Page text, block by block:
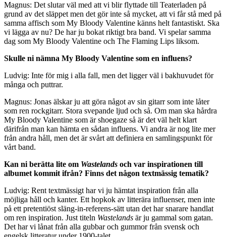
Magnus: Det slutar väl med att vi blir flyttade till Teaterladen på
grund av det släppet men det gör inte så mycket, att vi får stå med på
samma affisch som My Bloody Valentine känns helt fantastiskt. Ska
vi lägga av nu? De har ju bokat riktigt bra band. Vi spelar samma
dag som My Bloody Valentine och The Flaming Lips liksom.
Skulle ni nämna My Bloody Valentine som en influens?
Ludvig: Inte för mig i alla fall, men det ligger väl i bakhuvudet för
många och puttrar.
Magnus: Jonas älskar ju att göra något av sin gitarr som inte låter
som ren rockgitarr. Stora svepande ljud och så. Om man ska hårdra
My Bloody Valentine som är shoegaze så är det väl helt klart
därifrån man kan hämta en sådan influens. Vi andra är nog lite mer
från andra håll, men det är svårt att definiera en samlingspunkt för
vårt band.
Kan ni berätta lite om Wastelands och var inspirationen till
albumet kommit ifrån? Finns det någon textmässig tematik?
Ludvig: Rent textmässigt har vi ju hämtat inspiration från alla
möjliga håll och kanter. Ett hopkok av litterära influenser, men inte
på ett pretentiöst släng-in-referens-sätt utan det har snarare handlat
om ren inspiration. Just titeln Wastelands är ju gammal som gatan.
Det har vi lånat från alla gubbar och gummor från svensk och